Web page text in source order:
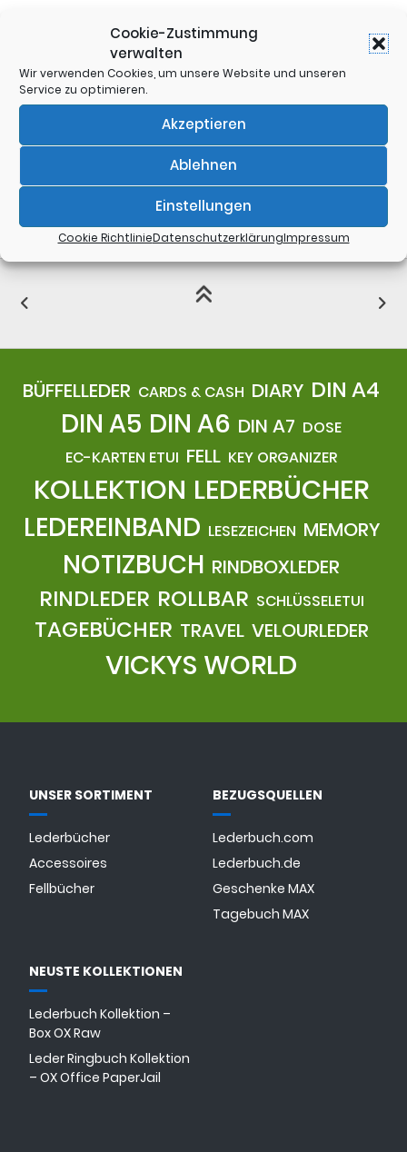
Cookie-Zustimmung
verwalten
Wir verwenden Cookies, um unsere Website und unseren
Service zu optimieren.
Akzeptieren
Ablehnen
Einstellungen
Cookie RichtlinieDatenschutzerklärungImpressum
Schlagwörter:
can,can 4 you,canned, dose,edelsteine,geschenk
halsreif,Kollektion,konservendose,schmuck,Vickys
BÜFFELLEDER CARDS & CASH DIARY DIN A4
DIN A5 DIN A6 DIN A7 DOSE
EC-KARTEN ETUI FELL KEY ORGANIZER
KOLLEKTION LEDERBÜCHER
LEDEREINBAND LESEZEICHEN MEMORY
NOTIZBUCH RINDBOXLEDER
RINDLEDER ROLLBAR SCHLÜSSELETUI
TAGEBÜCHER TRAVEL VELOURLEDER
VICKYS WORLD
UNSER SORTIMENT
Lederbücher
Accessoires
Fellbücher
BEZUGSQUELLEN
Lederbuch.com
Lederbuch.de
Geschenke MAX
Tagebuch MAX
NEUSTE KOLLEKTIONEN
Lederbuch Kollektion –
Box OX Raw
Leder Ringbuch Kollektion
– OX Office PaperJail